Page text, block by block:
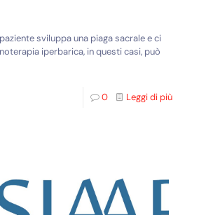
sviluppa una piaga sacrale e ci
iperbarica, in questi casi, può
0 Leggi di più